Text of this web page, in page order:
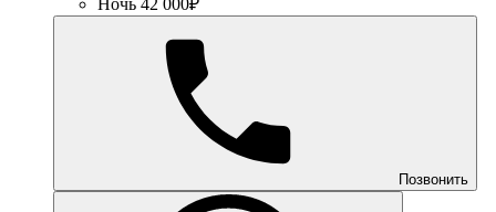
Ночь 42 000₽
Позвонить